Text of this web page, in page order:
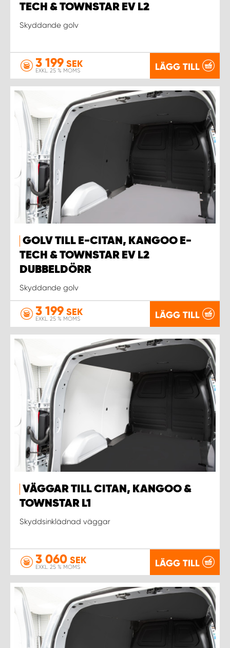
TECH & TOWNSTAR EV L2
Skyddande golv
3 199 SEK
EXKL. 25 % MOMS LÄGG TILL
GOLV TILL E-CITAN, KANGOO E-
TECH & TOWNSTAR EV L2
DUBBELDÖRR
Skyddande golv
3 199 SEK
EXKL. 25 % MOMS LÄGG TILL
VÄGGAR TILL CITAN, KANGOO &
TOWNSTAR L1
Skyddsinklädnad väggar
3 060 SEK
EXKL. 25 % MOMS LÄGG TILL